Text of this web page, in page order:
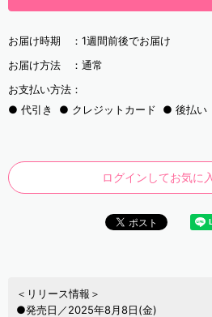
お届け時期 ： 1週間前後でお届け
お届け方法 ： 通常
お支払い方法：
代引き
クレジットカード 後払い
ログインしてお気に
＜リリース情報＞
●発売日／2025年8月8日(金)